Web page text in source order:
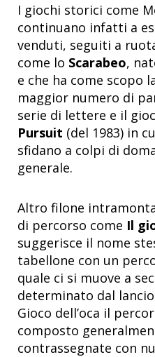
I giochi storici come
continuano infatti a
venduti, seguiti a
come lo Scarabeo,
e che ha come scopo
maggior numero di
serie di lettere e il
Pursuit (del 1983) in
sfidano a colpi di
generale.
Altro filone
di percorso come Il
suggerisce il nome
tabellone con un
quale ci si muove a
determinato dal
Gioco dell’oca il
composto
contrassegnate con